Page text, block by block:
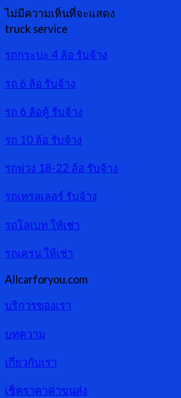
ไม่มีความเห็นที่จะแสดง
truck service
รถกระบะ 4 ล้อ รับจ้าง
รถ 6 ล้อ รับจ้าง
รถ 6 ล้อตู้ รับจ้าง
รถ 10 ล้อ รับจ้าง
รถพ่วง 18-22 ล้อ รับจ้าง
รถเทรลเลอร์ รับจ้าง
รถโลเบท ให้เช่า
รถเครน ให้เช่า
Allcarforyou.com
บริการของเรา
บทความ
เกี่ยวกับเรา
เช็คราคาค่าขนส่ง